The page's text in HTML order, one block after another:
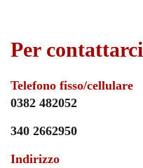
Per contattarci
Telefono fisso/cellulare
0382 482052
340 2662950
Indirizzo